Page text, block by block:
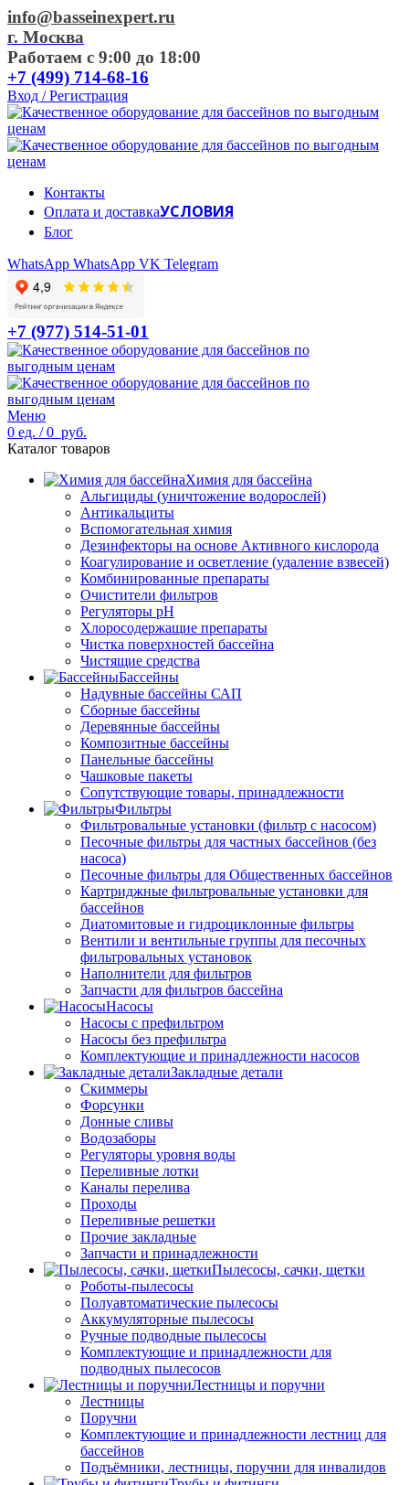
info@basseinexpert.ru
г. Москва
Работаем с 9:00 до 18:00
+7 (499) 714-68-16
Вход / Регистрация
Контакты
Оплата и доставкаУСЛОВИЯ
Блог
WhatsApp WhatsApp VK Telegram
+7 (977) 514-51-01
Меню
0 ед. / 0 руб.
Каталог товаров
Химия для бассейна
Альгициды (уничтожение водорослей)
Антикальциты
Вспомогательная химия
Дезинфекторы на основе Активного кислорода
Коагулирование и осветление (удаление взвесей)
Комбинированные препараты
Очистители фильтров
Регуляторы pH
Хлоросодержащие препараты
Чистка поверхностей бассейна
Чистящие средства
Бассейны
Надувные бассейны САП
Сборные бассейны
Деревянные бассейны
Композитные бассейны
Панельные бассейны
Чашковые пакеты
Сопутствующие товары, принадлежности
Фильтры
Фильтровальные установки (фильтр с насосом)
Песочные фильтры для частных бассейнов (без
насоса)
Песочные фильтры для Общественных бассейнов
Картриджные фильтровальные установки для
бассейнов
Диатомитовые и гидроциклонные фильтры
Вентили и вентильные группы для песочных
фильтровальных установок
Наполнители для фильтров
Запчасти для фильтров бассейна
Насосы
Насосы с префильтром
Насосы без префильтра
Комплектующие и принадлежности насосов
Закладные детали
Скиммеры
Форсунки
Донные сливы
Водозаборы
Регуляторы уровня воды
Переливные лотки
Каналы перелива
Проходы
Переливные решетки
Прочие закладные
Запчасти и принадлежности
Пылесосы, сачки, щетки
Роботы-пылесосы
Полуавтоматические пылесосы
Аккумуляторные пылесосы
Ручные подводные пылесосы
Комплектующие и принадлежности для
подводных пылесосов
Лестницы и поручни
Лестницы
Поручни
Комплектующие и принадлежности лестниц для
бассейнов
Подъёмники, лестницы, поручни для инвалидов